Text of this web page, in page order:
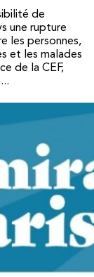
de
une rupture
les personnes,
et les malades
de la CEF,